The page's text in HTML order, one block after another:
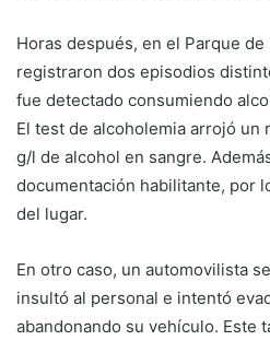
Horas después, en el Parque de
registraron dos episodios
fue detectado consumiendo
El test de alcoholemia arrojó un
g/l de alcohol en sangre.
documentación habilitante, por
del lugar.
En otro caso, un automovilista
insultó al personal e intentó
abandonando su vehículo. Este